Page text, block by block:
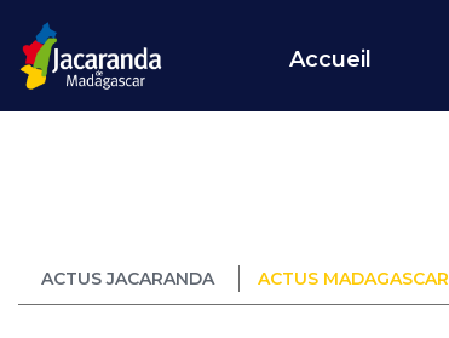
Accueil
ACTUS JACARANDA ACTUS MADAGASCAR